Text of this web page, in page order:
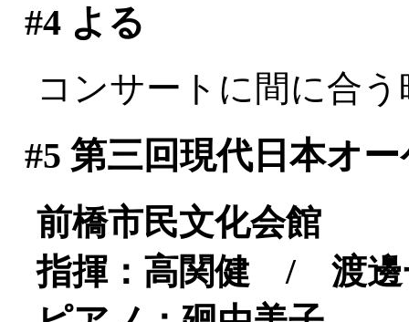
#4よる
コンサートに間に合
#5 第三回現代日本オ
前橋市民文化会館
指揮：高関健 / 渡邊